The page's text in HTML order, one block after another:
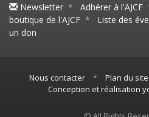
Newsletter * Adhérer à l'AJCF
boutique de l'AJCF * Liste des
un don
Nous contacter * Plan du site
Conception et réalisation